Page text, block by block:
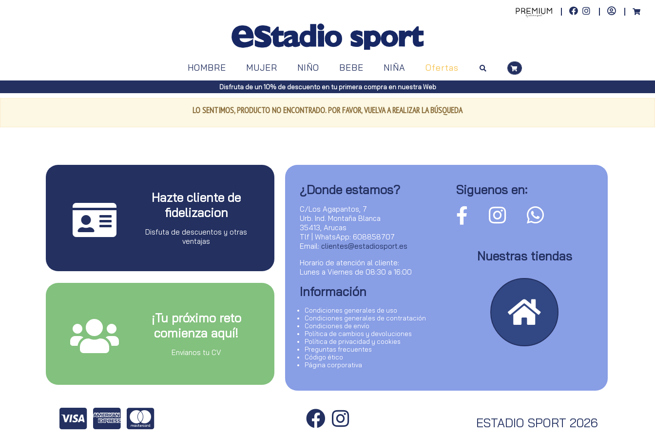
HOMBRE MUJER NIÑO BEBE NIÑA Ofertas
Disfruta de un 10% de descuento en tu primera compra en nuestra Web
LO SENTIMOS, PRODUCTO NO ENCONTRADO. POR FAVOR, VUELVA A REALIZAR LA BÚSQUEDA
Hazte cliente de
fidelizacion
Disfuta de descuentos y otras
ventajas
¡Tu próximo reto
comienza aquí!
Envianos tu CV
¿Donde estamos?
C/Los Agapantos, 7
Urb. Ind. Montaña Blanca
35413, Arucas
Tlf | WhatsApp: 608858707
Email: clientes@estadiosport.es
Horario de atención al cliente:
Lunes a Viernes de 08:30 a 16:00
Información
Condiciones generales de uso
Condiciones generales de contratación
Condiciones de envío
Política de cambios y devoluciones
Política de privacidad y cookies
Preguntas frecuentes
Código ético
Página corporativa
Siguenos en:
Nuestras tiendas
ESTADIO SPORT 2026